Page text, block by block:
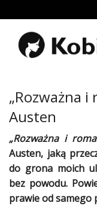
Uroda
Miłość
Rodzina
&
Dziecko
Przepisy
kulinarne
Kobiece
„Rozważna i
Austen
„Rozważna i
Austen, jaką
do grona moich
bez powodu.
prawieod samego